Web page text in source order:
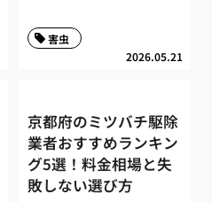
2026.05.21
害虫
京都府のミツバチ駆除
業者おすすめランキン
グ5選！料金相場と失
敗しない選び方